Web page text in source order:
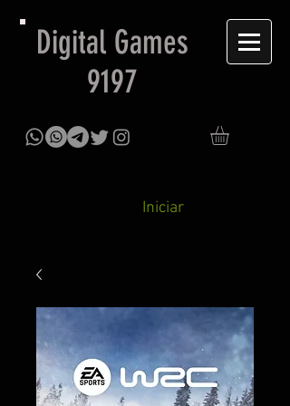
Digital Games
9197
Iniciar